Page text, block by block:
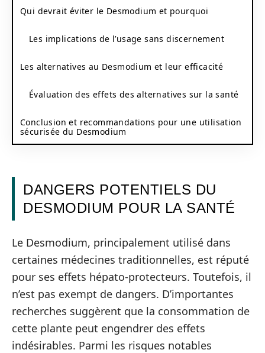
Qui devrait éviter le Desmodium et pourquoi
Les implications de l’usage sans discernement
Les alternatives au Desmodium et leur efficacité
Évaluation des effets des alternatives sur la santé
Conclusion et recommandations pour une utilisation
sécurisée du Desmodium
DANGERS POTENTIELS DU
DESMODIUM POUR LA SANTÉ
Le Desmodium, principalement utilisé dans
certaines médecines traditionnelles, est réputé
pour ses effets hépato-protecteurs. Toutefois, il
n’est pas exempt de dangers. D’importantes
recherches suggèrent que la consommation de
cette plante peut engendrer des effets
indésirables. Parmi les risques notables